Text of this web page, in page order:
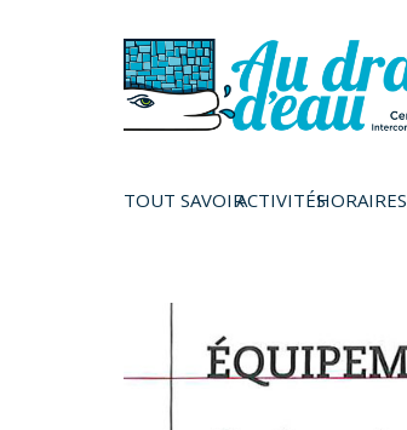
TOUT SAVOIRACTIVITÉSHORAIRES